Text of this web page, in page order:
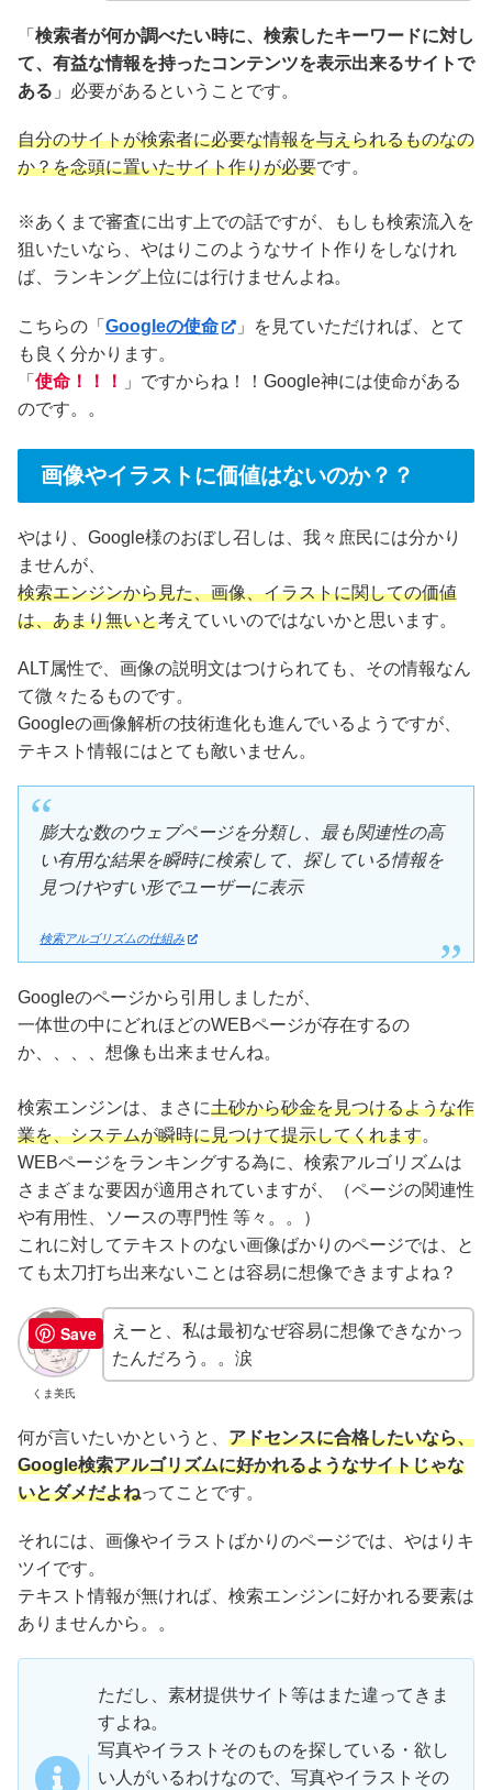
「 検索者が何か調べたい時に、検索したキーワードに対し
て、有益な情報を持ったコンテンツを表示出来るサイトで
ある 」必要があるということです。
自分のサイトが検索者に必要な情報を与えられるものなの
か？を念頭に置いたサイト作りが必要です。
※あくまで審査に出す上での話ですが、もしも検索流入を
狙いたいなら、やはりこのようなサイト作りをしなけれ
ば、ランキング上位には行けませんよね。
こちらの「 Googleの使命
」を見ていただければ、とて
も良く分かります。
「 使命！！！
」ですからね！！Google神には使命がある
のです。。
画像やイラストに価値はないのか？？
やはり、Google様のおぼし召しは、我々庶民には分かり
ませんが、
検索エンジンから見た、画像、イラストに関しての価値
は、あまり無いと考えていいのではないかと思います。
ALT属性で、画像の説明文はつけられても、その情報なん
て微々たるものです。
Googleの画像解析の技術進化も進んでいるようですが、
テキスト情報にはとても敵いません。
膨大な数のウェブページを分類し、最も関連性の高
い有用な結果を瞬時に検索して、探している情報を
見つけやすい形でユーザーに表示
検索アルゴリズムの仕組み
Googleのページから引用しましたが、
一体世の中にどれほどのWEBページが存在するの
か、、、、想像も出来ませんね。
検索エンジンは、まさに土砂から砂金を見つけるような作
業を、システムが瞬時に見つけて提示してくれます。
WEBページをランキングする為に、検索アルゴリズムは
さまざまな要因が適用されていますが、（ページの関連性
や有用性、ソースの専門性 等々。。）
これに対してテキストのない画像ばかりのページでは、と
ても太刀打ち出来ないことは容易に想像できますよね？
くま美氏
えーと、私は最初なぜ容易に想像できなかっ
たんだろう。。涙
何が言いたいかというと、 アドセンスに合格したいなら、
Google検索アルゴリズムに好かれるようなサイトじゃな
いとダメだよねってことです。
それには、画像やイラストばかりのページでは、やはりキ
ツイです。
テキスト情報が無ければ、検索エンジンに好かれる要素は
ありませんから。。
ただし、素材提供サイト等はまた違ってきま
すよね。
写真やイラストそのものを探している・欲し
い人がいるわけなので、写真やイラストその
Save